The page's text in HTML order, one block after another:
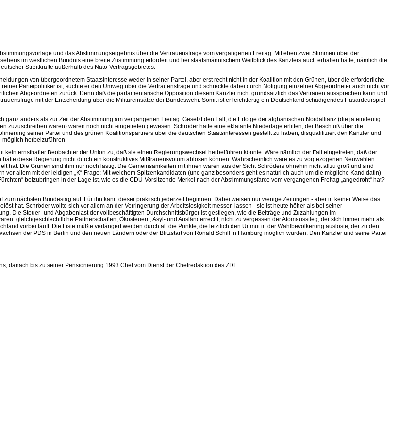
und das Abstimmungsergebnis über die Vertrauensfrage vom vergangenen Freitag. Mit eben zwei Stimmen über der
im westlichen Bündnis eine breite Zustimmung erfordert und bei staatsmännischem Weitblick des Kanzlers auch erhalten hätte, nämlich die
Streitkräfte außerhalb des Nato-Vertragsgebietes.
von übergeordnetem Staatsinteresse weder in seiner Partei, aber erst recht nicht in der Koalition mit den Grünen, über die erforderliche
Parteipolitiker ist, suchte er den Umweg über die Vertrauensfrage und schreckte dabei durch Nötigung einzelner Abgeordneter auch nicht vor
Abgeordneten zurück. Denn daß die parlamentarische Opposition diesem Kanzler nicht grundsätzlich das Vertrauen aussprechen kann und
mit der Entscheidung über die Militäreinsätze der Bundeswehr. Somit ist er leichtfertig ein Deutschland schädigendes Hasardeurspiel
anders als zur Zeit der Abstimmung am vergangenen Freitag. Gesetzt den Fall, die Erfolge der afghanischen Nordallianz (die ja eindeutig
zuzuschreiben waren) wären noch nicht eingetreten gewesen: Schröder hätte eine eklatante Niederlage erlitten, der Beschluß über die
seiner Partei und des grünen Koalitionspartners über die deutschen Staatsinteressen gestellt zu haben, disqualifiziert den Kanzler und
möglich herbeizuführen.
kein ernsthafter Beobachter der Union zu, daß sie einen Regierungswechsel herbeiführen könnte. Wäre nämlich der Fall eingetreten, daß der
diese Regierung nicht durch ein konstruktives Mißtrauensvotum ablösen können. Wahrscheinlich wäre es zu vorgezogenen Neuwahlen
hat. Die Grünen sind ihm nur noch lästig. Die Gemeinsamkeiten mit ihnen waren aus der Sicht Schröders ohnehin nicht allzu groß und sind
allem mit der leidigen „K“-Frage: Mit welchem Spitzenkandidaten (und ganz besonders geht es natürlich auch um die mögliche Kandidatin)
beizubringen in der Lage ist, wie es die CDU-Vorsitzende Merkel nach der Abstimmungsfarce vom vergangenen Freitag „angedroht“ hat?
nächsten Bundestag auf. Für ihn kann dieser praktisch jederzeit beginnen. Dabei weisen nur wenige Zeitungen - aber in keiner Weise das
hat. Schröder wollte sich vor allem an der Verringerung der Arbeitslosigkeit messen lassen - sie ist heute höher als bei seiner
Die Steuer- und Abgabenlast der vollbeschäftigten Durchschnittsbürger ist gestiegen, wie die Beiträge und Zuzahlungen im
gleichgeschlechtliche Partnerschaften, Ökosteuern, Asyl- und Ausländerrecht, nicht zu vergessen der Atomausstieg, der sich immer mehr als
vorbei läuft. Die Liste müßte verlängert werden durch all die Punkte, die letztlich den Unmut in der Wahlbevölkerung auslöste, der zu den
der PDS in Berlin und den neuen Ländern oder der Blitzstart von Ronald Schill in Hamburg möglich wurden. Den Kanzler und seine Partei
danach bis zu seiner Pensionierung 1993 Chef vom Dienst der Chefredaktion des ZDF.